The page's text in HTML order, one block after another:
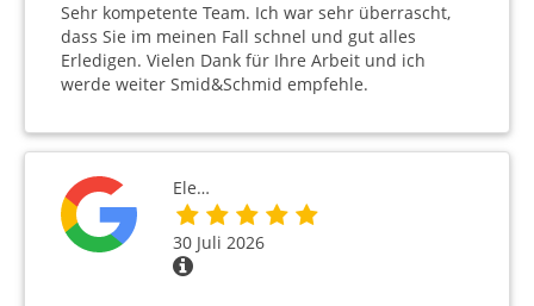
Sehr kompetente Team. Ich war sehr überrascht,
dass Sie im meinen Fall schnel und gut alles
Erledigen. Vielen Dank für Ihre Arbeit und ich
werde weiter Smid&Schmid empfehle.
Ele…
30 Juli 2026